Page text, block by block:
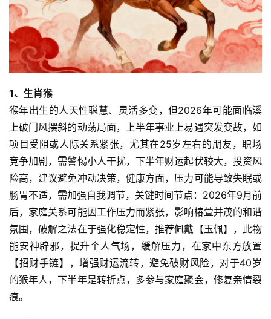
1、生肖猴
猴年出生的人天性聪慧、灵活多变，但2026年可能面临溪
上破门风摆斜的动荡局面，上半年事业上易遇突发变故，如
项目受阻或人际关系紧张，尤其在25岁左右的朋友，职场
竞争加剧，需警惕小人干扰，下半年财运起伏较大，投资风
险高，建议避免冲动决策，健康方面，压力可能导致失眠或
肠胃不适，需加强自我调节，关键时间节点：2026年9月前
后，家庭关系可能因工作压力而紧张，影响椿萱并茂的和谐
氛围，破解之法在于强化稳定性，推荐佩戴【玉佩】，此物
能安神辟邪，提升个人气场，缓解压力，在家中东方放置
【招财手链】，增强财运流转，避免破财风险，对于40岁
的猴年人，下半年是转折点，多参与家庭聚会，修复亲情裂
痕。